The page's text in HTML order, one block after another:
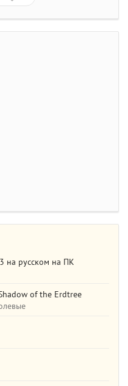
на русском на ПК
of the Erdtree